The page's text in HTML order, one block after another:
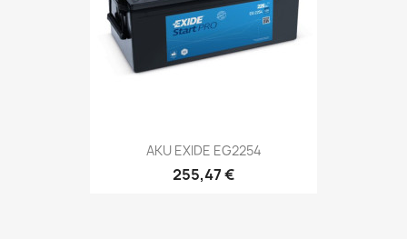
AKU EXIDE EG2254
255,47 €